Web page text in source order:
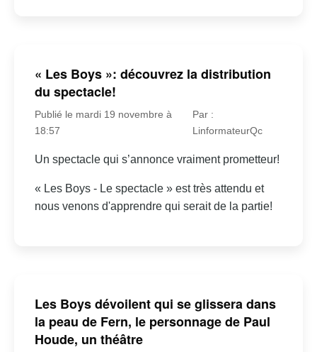
« Les Boys »: découvrez la distribution
du spectacle!
Publié le mardi 19 novembre à
18:57
Par :
LinformateurQc
Un spectacle qui s’annonce vraiment prometteur!
« Les Boys - Le spectacle » est très attendu et
nous venons d'apprendre qui serait de la partie!
Les Boys dévoilent qui se glissera dans
la peau de Fern, le personnage de Paul
Houde, un théâtre